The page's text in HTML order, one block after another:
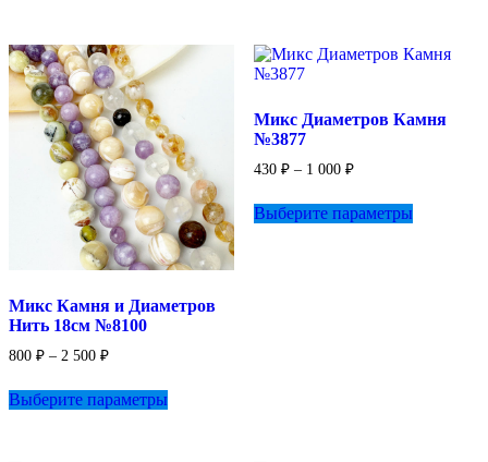
вариаций.
Опции
можно
странице
товара.
Микс Камня и Диаметров
Нить 18см №8100
800 ₽ – 2 500 ₽Диапазон
800 ₽
–
Выберите параметры
Микс Диаметров Камня
№3877
430 ₽ – 1 000 ₽Диапазон
430 ₽
–
Выберите параметрытовар